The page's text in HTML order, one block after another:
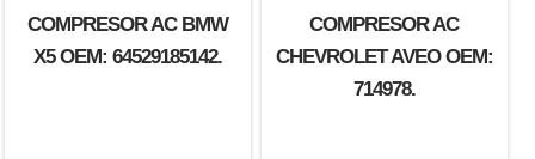
COMPRESOR AC BMW
X5 OEM: 64529185142.
COMPRESOR AC
CHEVROLET AVEO OEM:
714978.